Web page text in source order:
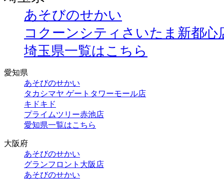
あそびのせかい
コクーンシティさいたま新都心
埼玉県一覧はこちら
愛知県
あそびのせかい
タカシマヤ ゲートタワーモール店
キドキド
プライムツリー赤池店
愛知県一覧はこちら
大阪府
あそびのせかい
グランフロント大阪店
あそびのせかい